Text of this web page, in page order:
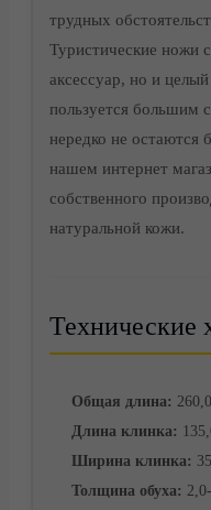
трудных
Туристические ножи
аксессуар, но и
пользуется большим
нередко не остаются
нашем интернет
собственного
натуральной кожи.
Технические
Общая длина:
Длина клинка:
Ширина клинка:
Толщина обуха: